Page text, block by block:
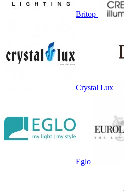
Britop
Crystal Lux
Eglo